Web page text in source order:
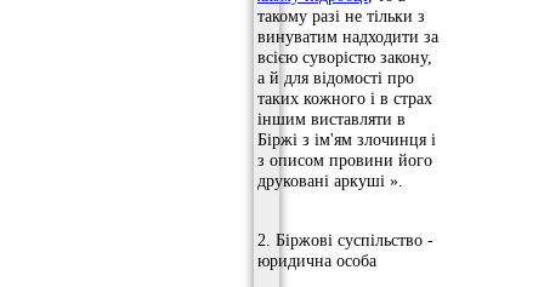
такому разі не тільки з
винуватим надходити за
всією суворістю закону,
а й для відомості про
таких кожного і в страх
іншим виставляти в
Біржі з ім'ям злочинця і
з описом провини його
друковані аркуші ».
2. Біржові суспільство -
юридична особа